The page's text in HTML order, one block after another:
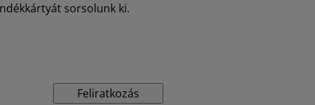
sorsolunk ki.
Feliratkozás